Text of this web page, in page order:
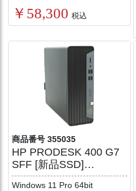
￥58,300 税込
商品番号 355035
HP PRODESK 400 G7
SFF [新品SSD]
【Win11】
Windows 11 Pro 64bit